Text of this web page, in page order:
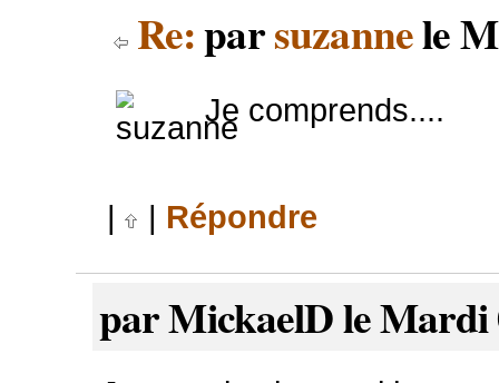
Re:parsuzannele
Je comprends....
| | Répondre
par MickaelD le Mardi